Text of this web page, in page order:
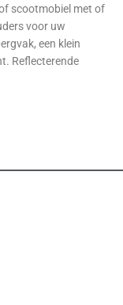
scootmobiel met of
voor uw
een klein
Reflecterende